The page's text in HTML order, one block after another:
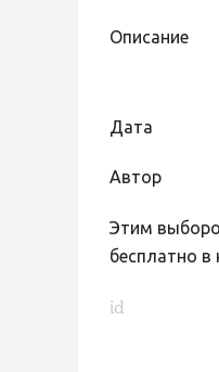
Описание
Дата
Автор
Этим
бесплатно в
id